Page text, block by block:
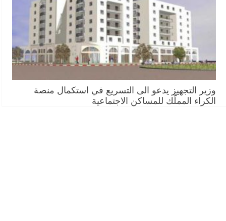
وزير التجهيز يدعو الى التسريع في استكمال منصة
الكراء المملّك للمساكن الاجتماعية